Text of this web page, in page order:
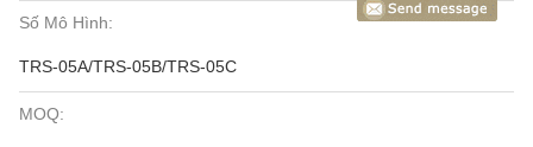
Số Mô Hình:
TRS-05A/TRS-05B/TRS-05C
MOQ: